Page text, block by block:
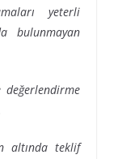
yeterli
bulunmayan
altında teklif